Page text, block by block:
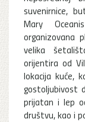
suvenirnice,
Mary
organizovana
velika
orijentira od
lokacija kuće,
gostoljubivost
prijatan i lep
društvu, kao i